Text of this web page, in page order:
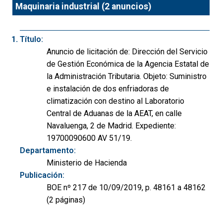
Maquinaria industrial (2 anuncios)
Título:
Anuncio de licitación de: Dirección del Servicio
de Gestión Económica de la Agencia Estatal de
la Administración Tributaria. Objeto: Suministro
e instalación de dos enfriadoras de
climatización con destino al Laboratorio
Central de Aduanas de la AEAT, en calle
Navaluenga, 2 de Madrid. Expediente:
19700090600 AV 51/19.
Departamento:
Ministerio de Hacienda
Publicación:
BOE nº 217 de 10/09/2019, p. 48161 a 48162
(2 páginas)